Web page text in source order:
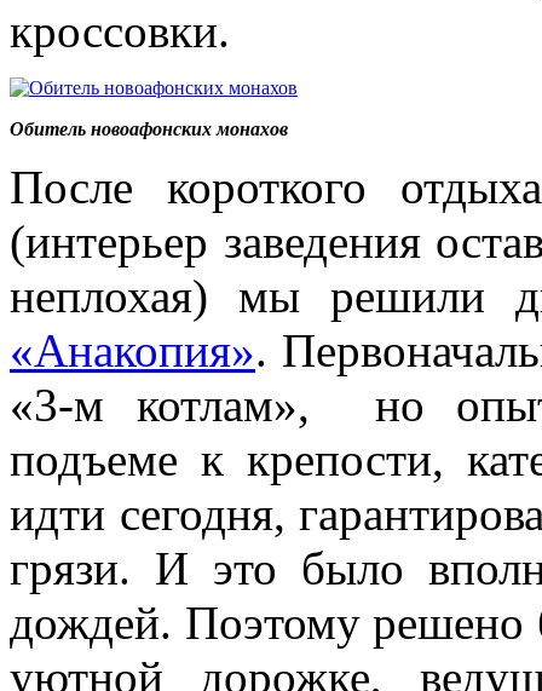
кроссовки.
Обитель новоафонских монахов
После короткого
(интерьер заведения
неплохая) мы решили
«Анакопия».
«3-м котлам», но
подъеме к крепости,
идти сегодня,
грязи. И это было
дождей. Поэтому решено
уютной дорожке,